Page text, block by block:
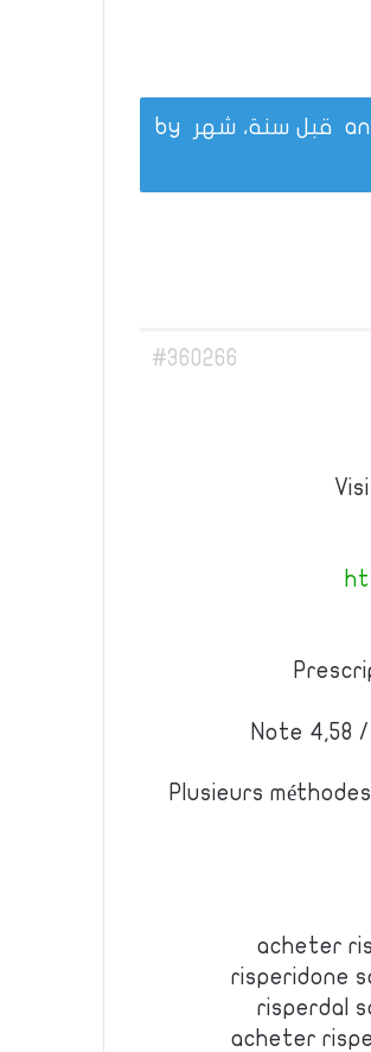
قبل سنة، شهر
#360266
Note 4,58
Plusieurs
acheter
risperidone
risperdal
acheter